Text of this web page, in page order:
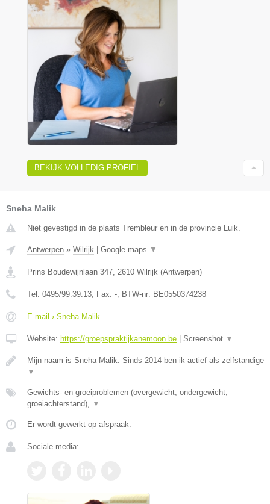
BEKIJK VOLLEDIG PROFIEL
Sneha Malik
Niet gevestigd in de plaats Trembleur en in de provincie Luik.
Antwerpen » Wilrijk Google maps ▼
Prins Boudewijnlaan 347, 2610 Wilrijk (Antwerpen)
Tel: 0495/99.39.13, Fax: -, BTW-nr: BE0550374238
E-mail › Sneha Malik
Website: https://groepspraktijkanemoon.be Screenshot ▼
Mijn naam is Sneha Malik. Sinds 2014 ben ik actief als zelfstandige
▼
Gewichts- en groeiproblemen (overgewicht, ondergewicht,
groeiachterstand), ▼
Er wordt gewerkt op afspraak.
Sociale media: